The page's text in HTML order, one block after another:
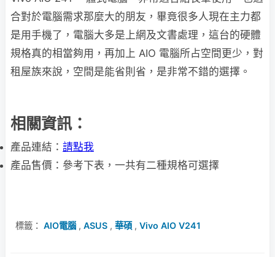
合對於電腦需求那麼大的朋友，畢竟很多人現在主力都
是用手機了，電腦大多是上網及文書處理，這台的硬體
規格真的相當夠用，再加上 AIO 電腦所占空間更少，對
租屋族來說，空間是能省則省，是非常不錯的選擇。
相關資訊：
產品連結： 請點我
產品售價：參考下表，一共有二種規格可選擇
標籤： AIO電腦, ASUS , 華碩, Vivo AIO V241